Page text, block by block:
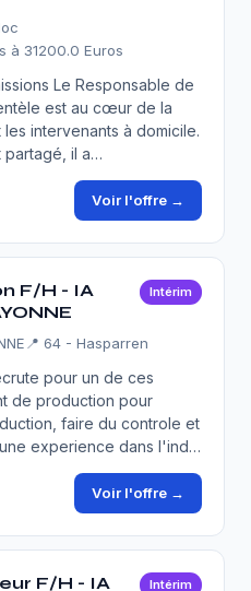
à 31200.0 Euros
Le Responsable de
est au cœur de la
intervenants à domicile.
partagé, il a…
Voir l'offre →
F/H - IA
Intérim
📍 64 - Hasparren
pour un de ces
de production pour
faire du controle et
experience dans l'ind…
Voir l'offre →
F/H - IA
Intérim